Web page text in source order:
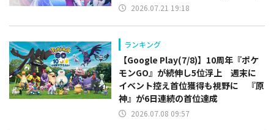
2026.07.21 19:18
ランキング
【Google Play(7/8)】10周年『ポケ
モンGO』が続伸し5位浮上 週末に
イベント控え首位獲得も視野に 『原
神』が6日連続の首位達成
2026.07.08 09:57